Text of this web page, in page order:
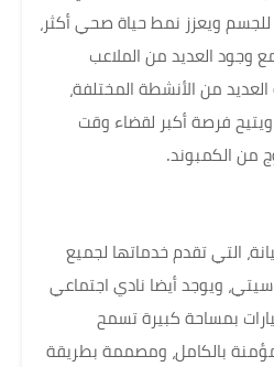
للجسم ويعزز نمط حياة صحي أكثر،
العديد من الملاعب
العديد من الأنشطة المختلفة،
فرصة أكبر لقضاء وقت
من الكمبوند.
التي تقدم خدماتها لجميع
ويوجد أيضا نادي اجتماعي
بمساحة كبيرة تسمح
بالكامل، ومصممة بطريقة